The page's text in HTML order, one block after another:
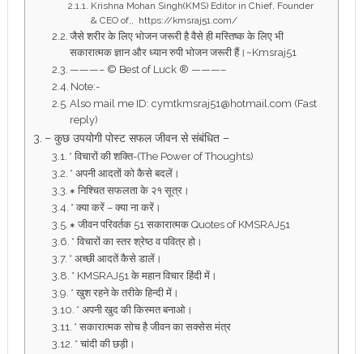
Krishna Mohan Singh(KMS) Editor in Chief, Founder
& CEO of,, https://kmsraj51.com/
जैसे शरीर के लिए भोजन जरूरी है वैसे ही मस्तिष्क के लिए भी
सकारात्मक ज्ञान और ध्यान रुपी भोजन जरूरी हैं।~Kmsraj51
———– © Best of Luck ® ———–
Note:-
Also mail me ID: cymtkmsraj51@hotmail.com (Fast
reply)
– कुछ उपयोगी पोस्ट सफल जीवन से संबंधित –
* विचारों की शक्ति-(The Power of Thoughts)
* अपनी आदतों को कैसे बदलें।
∗ निश्चित सफलता के २१ सूत्र।
* क्या करें – क्या ना करें।
∗ जीवन परिवर्तक 51 सकारात्मक Quotes of KMSRAJ51
* विचारों का स्तर श्रेष्ठ व पवित्र हो।
* अच्छी आदतें कैसे डालें।
* KMSRAJ51 के महान विचार हिंदी में।
* खुश रहने के तरीके हिन्दी में।
* अपनी खुद की किस्मत बनाओ।
* सकारात्‍मक सोच है जीवन का सक्‍सेस मंत्र
* चांदी की छड़ी।